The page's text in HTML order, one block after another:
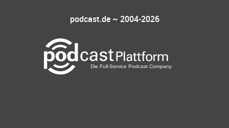
podcast.de ~ 2004-2026